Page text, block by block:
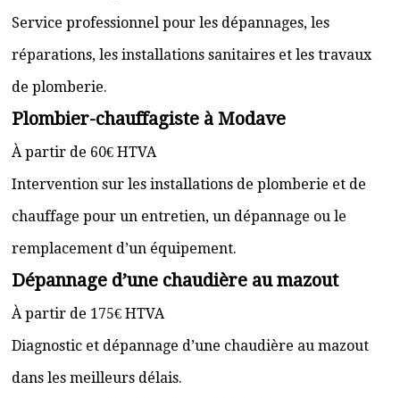
Service professionnel pour les dépannages, les
réparations, les installations sanitaires et les travaux
de plomberie.
Plombier-chauffagiste à Modave
À partir de 60€ HTVA
Intervention sur les installations de plomberie et de
chauffage pour un entretien, un dépannage ou le
remplacement d’un équipement.
Dépannage d’une chaudière au mazout
À partir de 175€ HTVA
Diagnostic et dépannage d’une chaudière au mazout
dans les meilleurs délais.